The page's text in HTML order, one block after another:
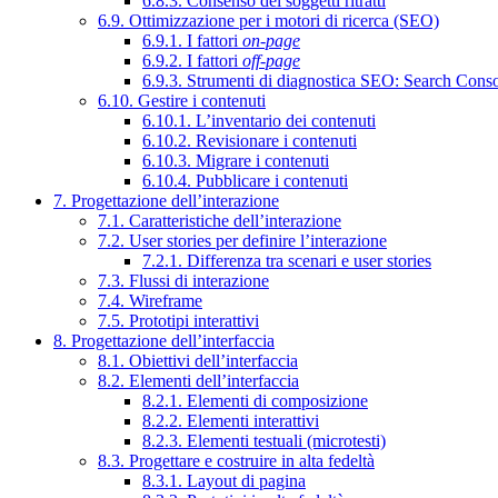
6.9. Ottimizzazione per i motori di ricerca (SEO)
6.9.1. I fattori on-page
6.9.2. I fattori off-page
6.9.3. Strumenti di diagnostica SEO: Search
6.10. Gestire i contenuti
6.10.1. L’inventario dei contenuti
6.10.2. Revisionare i contenuti
6.10.3. Migrare i contenuti
6.10.4. Pubblicare i contenuti
7. Progettazione dell’interazione
7.1. Caratteristiche dell’interazione
7.2. User stories per definire l’interazione
7.2.1. Differenza tra scenari e user stories
7.3. Flussi di interazione
7.4. Wireframe
7.5. Prototipi interattivi
8. Progettazione dell’interfaccia
8.1. Obiettivi dell’interfaccia
8.2. Elementi dell’interfaccia
8.2.1. Elementi di composizione
8.2.2. Elementi interattivi
8.2.3. Elementi testuali (microtesti)
8.3. Progettare e costruire in alta fedeltà
8.3.1. Layout di pagina